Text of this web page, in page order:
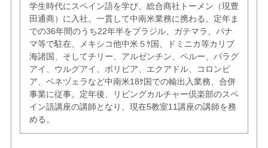
学生時代にスペイン語を学び、総合商社トーメン（現豊
田通商）に入社。一貫して中南米業務に携わる。定年ま
での36年間のうち22年半をブラジル、ガテマラ、パナ
マ等で駐在、メキシコ他中米５ｹ国、ドミニカ等カリブ
海諸国、そしてチリー、アルゼンチン、ペルー、パラグ
アイ、ウルグアイ、ボリビア、エクアドル、コロンビ
ア、ベネヅェラなど中南米18ｹ国での輸出入業務、合併
事業に従事。定年後、リビングカルチャー倶楽部のスペ
イン語講座の講師となり、現在5教室11講座の講師を務
める。